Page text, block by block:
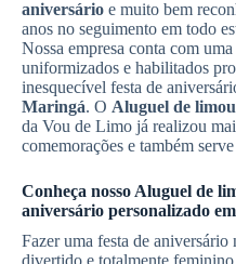
aniversário e muito bem
anos no seguimento em todo
Nossa empresa conta com
uniformizados e habilitados
inesquecível festa de
Maringá. O Aluguel de
da Vou de Limo já realizou
comemorações e também
Conheça nosso Aluguel de
aniversário personalizado em
Fazer uma festa de aniversário